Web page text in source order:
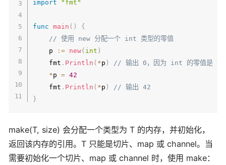
import "fmt"
func main ( )
{
// 使用 new 分配一个 int 类型的零值
    p
:= new( int )
    fmt
. Println ( *p )
// 输出 0，因为 int 的零值是 0
*p = 42
    fmt
. Println ( *p )
// 输出 42
}
make(T, size) 会分配一个类型为 T 的内存，并初始化，
返回该内存的引用。T 只能是切片、map 或 channel。当
需要初始化一个切片、map 或 channel 时，使用 make：